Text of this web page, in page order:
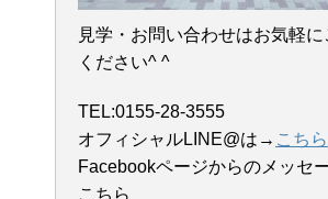
見学・お問い合わせはお気軽
ください^ ^
TEL:0155-28-3555
オフィシャルLINE@は→ こちら
Facebookページからのメッセ
こちら